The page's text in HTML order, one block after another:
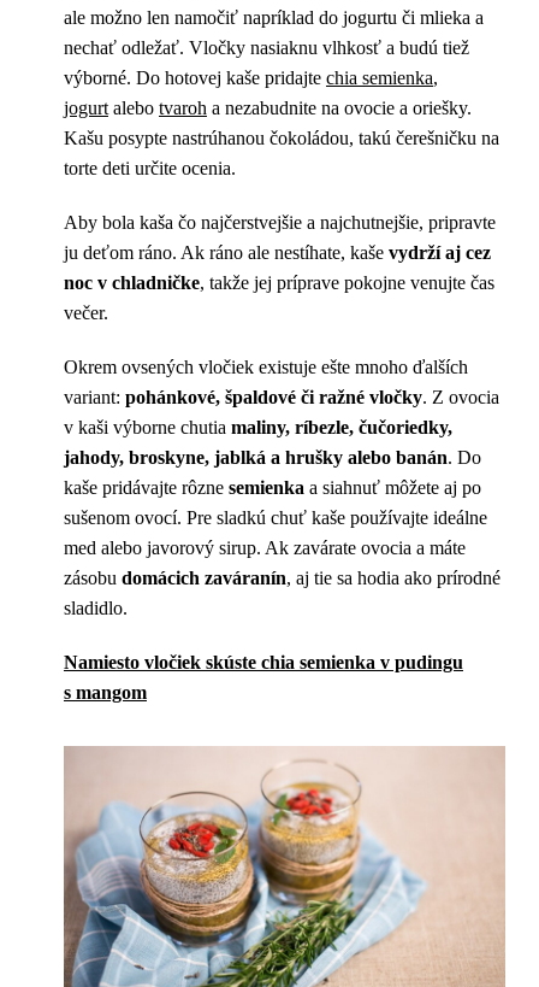
ale možno len namočiť napríklad do jogurtu či mlieka a
nechať odležať. Vločky nasiaknu vlhkosť a budú tiež
výborné. Do hotovej kaše pridajte chia semienka,
jogurtalebo tvaroh a nezabudnite na ovocie a oriešky.
Kašu posypte nastrúhanou čokoládou, takú čerešničku na
torte deti určite ocenia.
Aby bola kaša čo najčerstvejšie a najchutnejšie, pripravte
ju deťom ráno. Ak ráno ale nestíhate, kaše vydrží aj cez
noc v chladničke, takže jej príprave pokojne venujte čas
večer.
Okrem ovsených vločiek existuje ešte mnoho ďalších
variant: pohánkové, špaldové či ražné vločky. Z ovocia
v kaši výborne chutia maliny, ríbezle, čučoriedky,
jahody, broskyne, jablká a hrušky alebo banán. Do
kaše pridávajte rôzne semienka a siahnuť môžete aj po
sušenom ovocí. Pre sladkú chuť kaše používajte ideálne
med alebo javorový sirup. Ak zavárate ovocia a máte
zásobu domácich zaváranín, aj tie sa hodia ako prírodné
sladidlo.
Namiesto vločiek skúste chia semienka v pudingu
s mangom